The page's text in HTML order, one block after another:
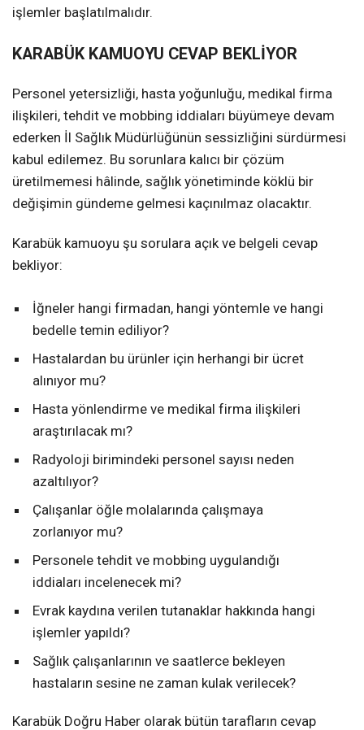
işlemler başlatılmalıdır.
KARABÜK KAMUOYU CEVAP BEKLİYOR
Personel yetersizliği, hasta yoğunluğu, medikal firma
ilişkileri, tehdit ve mobbing iddiaları büyümeye devam
ederken İl Sağlık Müdürlüğünün sessizliğini sürdürmesi
kabul edilemez. Bu sorunlara kalıcı bir çözüm
üretilmemesi hâlinde, sağlık yönetiminde köklü bir
değişimin gündeme gelmesi kaçınılmaz olacaktır.
Karabük kamuoyu şu sorulara açık ve belgeli cevap
bekliyor:
İğneler hangi firmadan, hangi yöntemle ve hangi
bedelle temin ediliyor?
Hastalardan bu ürünler için herhangi bir ücret
alınıyor mu?
Hasta yönlendirme ve medikal firma ilişkileri
araştırılacak mı?
Radyoloji birimindeki personel sayısı neden
azaltılıyor?
Çalışanlar öğle molalarında çalışmaya
zorlanıyor mu?
Personele tehdit ve mobbing uygulandığı
iddiaları incelenecek mi?
Evrak kaydına verilen tutanaklar hakkında hangi
işlemler yapıldı?
Sağlık çalışanlarının ve saatlerce bekleyen
hastaların sesine ne zaman kulak verilecek?
Karabük Doğru Haber olarak bütün tarafların cevap